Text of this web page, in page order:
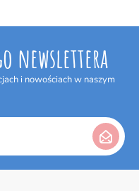
newslettera
i nowościach w naszym